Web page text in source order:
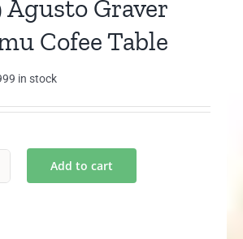
Agusto Graver
Cofee Table
in stock
Add to cart